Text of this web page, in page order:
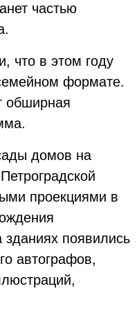
частью
что в этом году
формате.
обширная
домов на
проекциями в
появились
автографов,